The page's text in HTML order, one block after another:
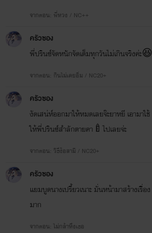
จากตอน: พี่หวง / NC++
ครัวซอง
พี่ปรินซ์จัดหนักจัดเต็มทุกวันไม่เกินจริงค่ะ😆
จากตอน: กินไม่เคยอิ่ม / NC20+
ครัวซอง
งัดเสน่ห์ออกมาให้หมดเลยจ๊ะยาหยี เอามาใช้
ให้พี่ปรินซ์สำลักตายคา🍼ไปเลยจ่ะ
จากตอน: วิธีง้อสามี / NC20+
ครัวซอง
แยมบูดนางเปรี้ยวเนาะ มั่นหน้ามาสร้างเรื่ิอง
มาก
จากตอน: ไม่กล้าหึงเธอ